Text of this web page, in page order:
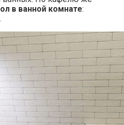
в ванной комнате: